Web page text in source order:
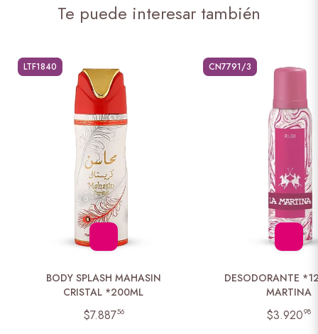
Te puede interesar también
LTF1840
BODY SPLASH MAHASIN
CRISTAL *200ML
$7.88756
CN7791/3
DESODORANTE
MARTINA
$3.92098